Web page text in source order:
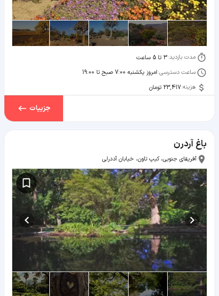
مدت بازدید:3 تا 5 ساعت
ساعت دسترسی:امروز یکشنبه 7:00 صبح تا 19:00
هزینه:23,417 تومان
جزییات
باغ آردرن
آفریقای جنوبی، کیپ تاون، خیابان آددرلی